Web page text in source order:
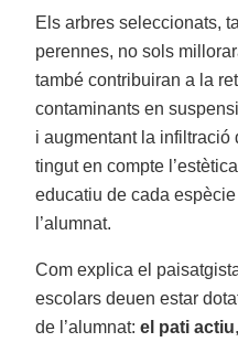
Els arbres seleccionats,
perennes, no sols
també contribuiran a la
contaminants en
i augmentant la infiltració
tingut en compte
educatiu de cada
l’alumnat.
Com explica el
escolars deuen estar
de l’alumnat:el pati actiu